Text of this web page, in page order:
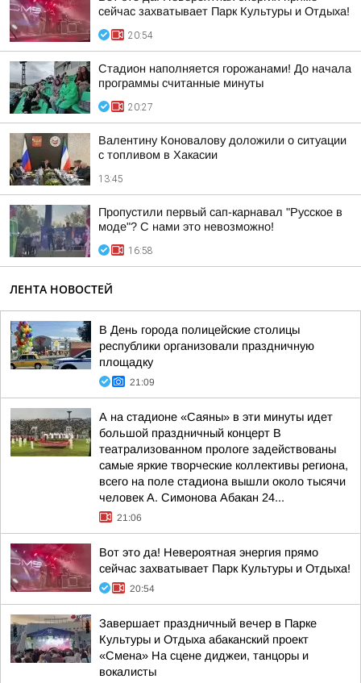
сейчас захватывает Парк Культуры и Отдыха!
20:54
Стадион наполняется горожанами! До начала
программы считанные минуты
20:27
Валентину Коновалову доложили о ситуации
с топливом в Хакасии
13:45
Пропустили первый сап-карнавал "Русское в
моде"? С нами это невозможно!
16:58
ЛЕНТА НОВОСТЕЙ
В День города полицейские столицы
республики организовали праздничную
площадку
21:09
А на стадионе «Саяны» в эти минуты идет
большой праздничный концерт В
театрализованном прологе задействованы
самые яркие творческие коллективы региона,
всего на поле стадиона вышли около тысячи
человек А. Симонова Абакан 24...
21:06
Вот это да! Невероятная энергия прямо
сейчас захватывает Парк Культуры и Отдыха!
20:54
Завершает праздничный вечер в Парке
Культуры и Отдыха абаканский проект
«Смена» На сцене диджеи, танцоры и
вокалисты